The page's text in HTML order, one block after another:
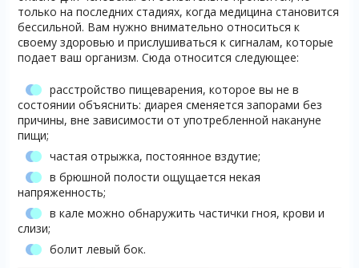
только на последних стадиях, когда медицина становится
бессильной. Вам нужно внимательно относиться к
своему здоровью и прислушиваться к сигналам, которые
подает ваш организм. Сюда относится следующее:
расстройство пищеварения, которое вы не в
состоянии объяснить: диарея сменяется запорами без
причины, вне зависимости от употребленной накануне
пищи;
частая отрыжка, постоянное вздутие;
в брюшной полости ощущается некая
напряженность;
в кале можно обнаружить частички гноя, крови и
слизи;
болит левый бок.